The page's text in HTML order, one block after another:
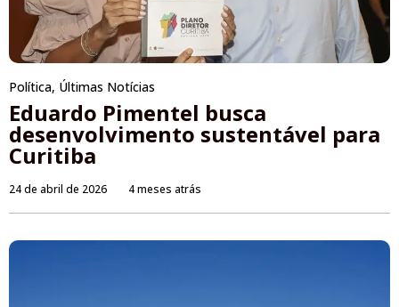
Política, Últimas Notícias
Eduardo Pimentel busca
desenvolvimento sustentável para
Curitiba
24 de abril de 2026 4 meses atrás